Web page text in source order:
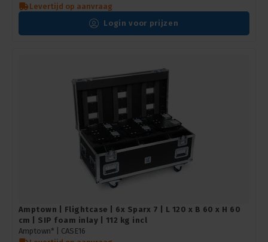
Levertijd op aanvraag
Login voor prijzen
Amptown | Flightcase | 6x Sparx 7 | L 120 x B 60 x H 60
cm | SIP foam inlay | 112 kg incl
Amptown* | CASE16